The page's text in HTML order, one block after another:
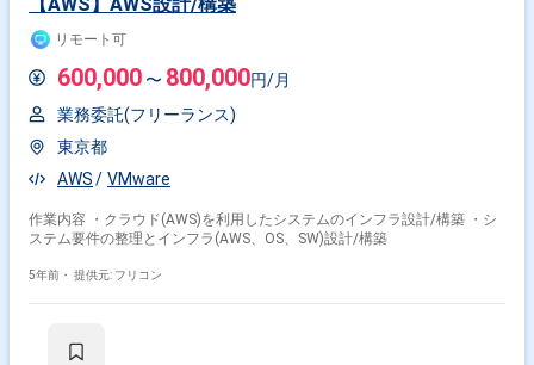
リモート可
600,000 〜 800,000円/月
業務委託(フリーランス)
東京都
AWS
VMware
作業内容 ・クラウド(AWS)を利用したシステムのインフラ設計/構築 ・シ
ステム要件の整理とインフラ(AWS、OS、SW)設計/構築
5年前・ 提供元: フリコン
その他の条件で検索する
Linux
Oracle
Azure
その他の職種から探す
ネットワークエンジニア